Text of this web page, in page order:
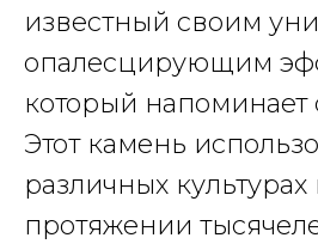
известный своим
опалесцирующим
который напоминает
Этот камень
различных культурах
протяжении